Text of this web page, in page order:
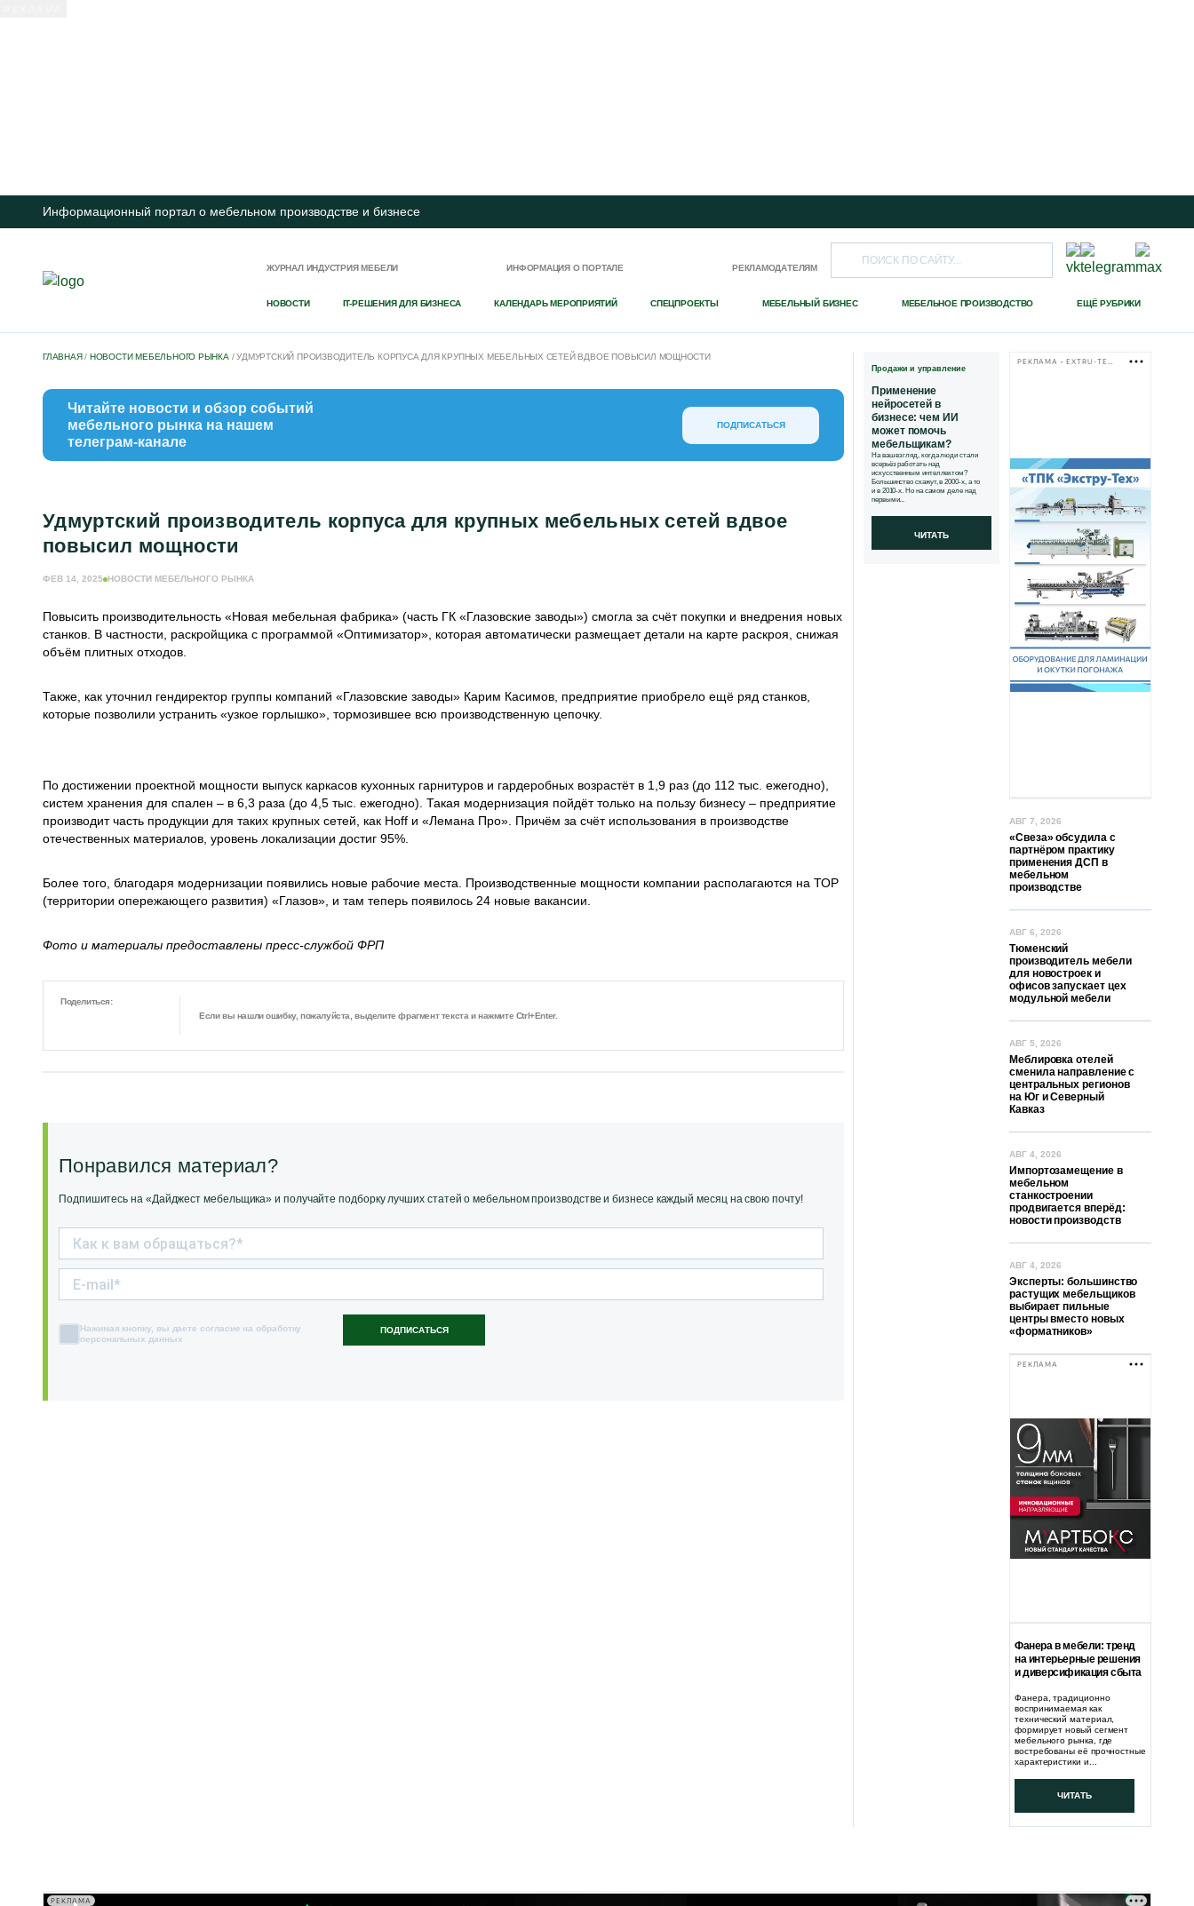
Информационный портал о мебельном производстве и бизнесе
ЖУРНАЛ ИНДУСТРИЯ МЕБЕЛИ ИНФОРМАЦИЯ О ПОРТАЛЕ РЕКЛАМОДАТЕЛЯМ
НОВОСТИ IT-РЕШЕНИЯ ДЛЯ БИЗНЕСА КАЛЕНДАРЬ МЕРОПРИЯТИЙ СПЕЦПРОЕКТЫ МЕБЕЛЬНЫЙ БИЗНЕС МЕБЕЛЬНОЕ ПРОИЗВОДСТВО ЕЩЁ РУБРИКИ
ГЛАВНАЯ/ НОВОСТИ МЕБЕЛЬНОГО РЫНКА /УДМУРТСКИЙ ПРОИЗВОДИТЕЛЬ КОРПУСА ДЛЯ КРУПНЫХ МЕБЕЛЬНЫХ СЕТЕЙ ВДВОЕ ПОВЫСИЛ МОЩНОСТИ
Читайте новости и обзор событий
мебельного рынка на нашем
телеграм-канале
ПОДПИСАТЬСЯ
Удмуртский производитель корпуса для крупных мебельных сетей вдвое
повысил мощности
ФЕВ 14, 2025 НОВОСТИ МЕБЕЛЬНОГО РЫНКА
Повысить производительность «Новая мебельная фабрика» (часть ГК «Глазовские заводы») смогла за счёт покупки и внедрения новых
станков. В частности, раскройщика с программой «Оптимизатор», которая автоматически размещает детали на карте раскроя, снижая
объём плитных отходов.
Также, как уточнил гендиректор группы компаний «Глазовские заводы» Карим Касимов, предприятие приобрело ещё ряд станков,
которые позволили устранить «узкое горлышко», тормозившее всю производственную цепочку.
По достижении проектной мощности выпуск каркасов кухонных гарнитуров и гардеробных возрастёт в 1,9 раз (до 112 тыс. ежегодно),
систем хранения для спален – в 6,3 раза (до 4,5 тыс. ежегодно). Такая модернизация пойдёт только на пользу бизнесу – предприятие
производит часть продукции для таких крупных сетей, как Hoff и «Лемана Про». Причём за счёт использования в производстве
отечественных материалов, уровень локализации достиг 95%.
Более того, благодаря модернизации появились новые рабочие места. Производственные мощности компании располагаются на ТОР
(территории опережающего развития) «Глазов», и там теперь появилось 24 новые вакансии.
Фото и материалы предоставлены пресс-службой ФРП
Поделиться:
Если вы нашли ошибку, пожалуйста, выделите фрагмент текста и нажмите Ctrl+Enter.
Понравился материал?
Подпишитесь на «Дайджест мебельщика» и получайте подборку лучших статей о мебельном производстве и бизнесе каждый месяц на свою почту!
ПОДПИСАТЬСЯ
Нажимая кнопку, вы даете согласие на обработку
персональных данных
Продажи и управление
Применение
нейросетей в
бизнесе: чем ИИ
может помочь
мебельщикам?
На ваш взгляд, когда люди стали
всерьёз работать над
искусственным интеллектом?
Большинство скажут, в 2000-х, а то
и в 2010-х. Но на самом деле над
первыми...
ЧИТАТЬ
АВГ 7, 2026
«Свеза» обсудила с
партнёром практику
применения ДСП в
мебельном
производстве
АВГ 6, 2026
Тюменский
производитель мебели
для новостроек и
офисов запускает цех
модульной мебели
АВГ 5, 2026
Меблировка отелей
сменила направление с
центральных регионов
на Юг и Северный
Кавказ
АВГ 4, 2026
Импортозамещение в
мебельном
станкостроении
продвигается вперёд:
новости производств
АВГ 4, 2026
Эксперты: большинство
растущих мебельщиков
выбирает пильные
центры вместо новых
«форматников»
РЕКЛАМА
Фанера в мебели: тренд
на интерьерные решения
и диверсификация сбыта
Фанера, традиционно
воспринимаемая как
технический материал,
формирует новый сегмент
мебельного рынка, где
востребованы её прочностные
характеристики и...
ЧИТАТЬ
РЕКЛАМА